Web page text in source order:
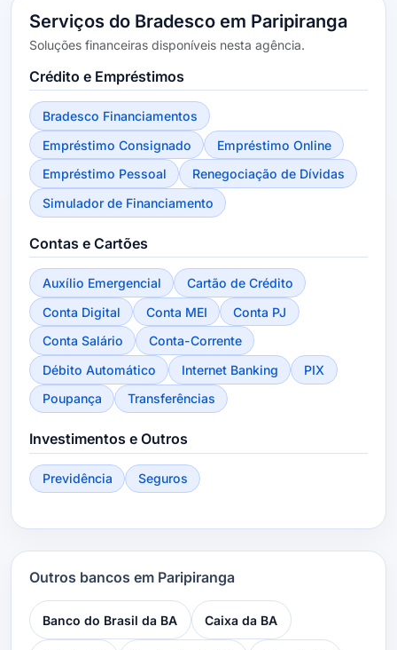
Serviços do Bradesco em Paripiranga
Soluções financeiras disponíveis nesta agência.
Crédito e Empréstimos
Bradesco Financiamentos
Empréstimo Consignado
Empréstimo Online
Empréstimo Pessoal
Renegociação de Dívidas
Simulador de Financiamento
Contas e Cartões
Auxílio Emergencial
Cartão de Crédito
Conta Digital
Conta MEI
Conta PJ
Conta Salário
Conta-Corrente
Débito Automático
Internet Banking
PIX
Poupança
Transferências
Investimentos e Outros
Previdência Seguros
Outros bancos em Paripiranga
Banco do Brasil da BA Caixa da BA